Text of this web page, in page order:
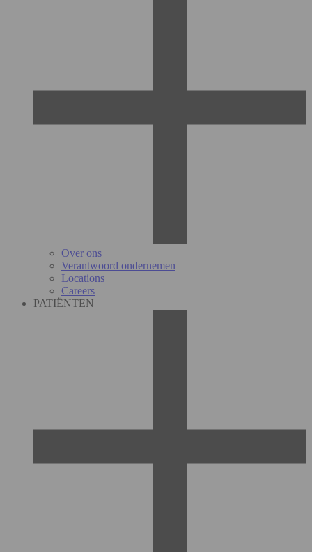
Over ons
Verantwoord ondernemen
Locations
Careers
PATIËNTEN